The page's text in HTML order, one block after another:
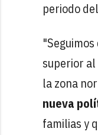
periodo
superior
la zona
nueva
familias y